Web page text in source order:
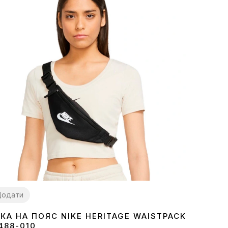
НА ПОЯС NIKE HERITAGE WAISTPACK
010